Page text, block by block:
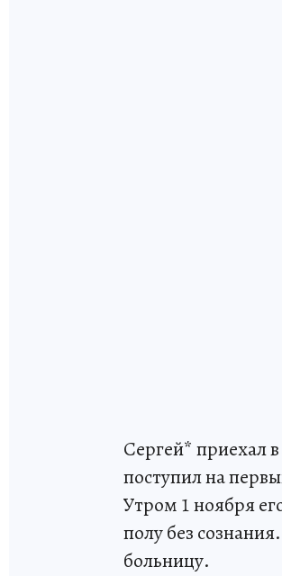
Сергей* приехал
поступил на
Утром 1 ноября
полу без
больницу.